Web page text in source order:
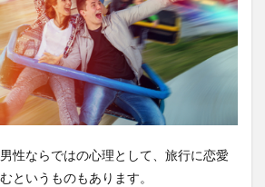
性ならではの心理として、旅行に恋愛
というものもあります。